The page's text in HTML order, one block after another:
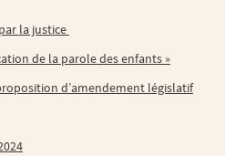
la justice
de la parole des enfants »
proposition d’amendement législatif